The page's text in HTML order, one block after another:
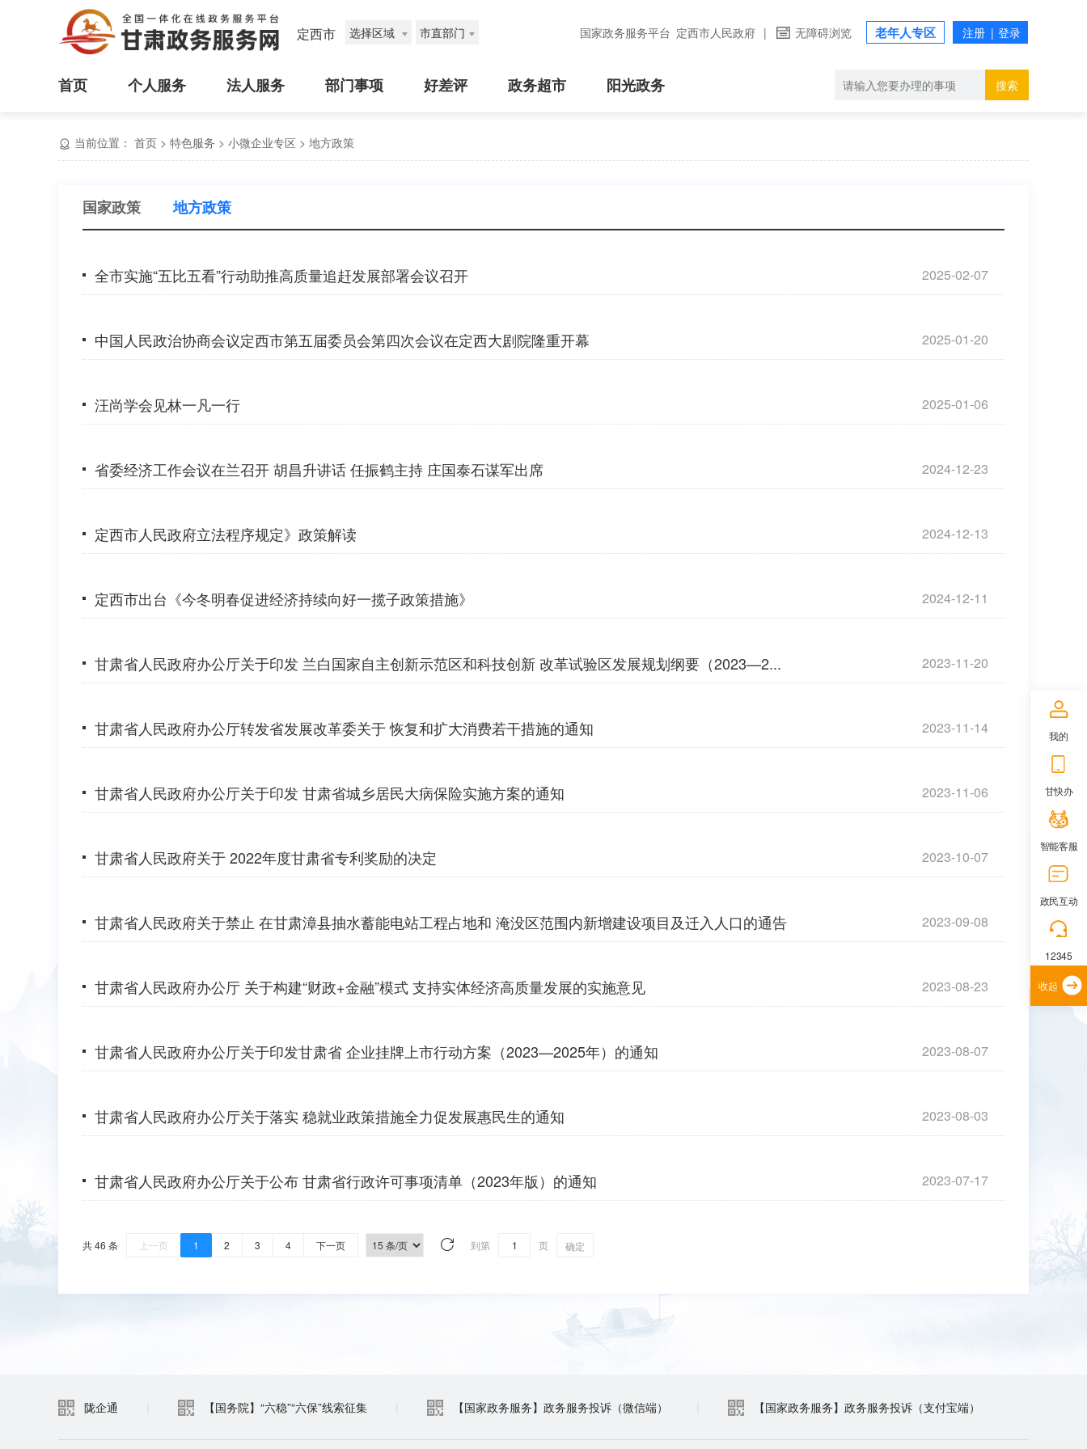
定西市 选择区域 市直部门 国家政务服务平台 定西市人民政府 | 无障碍浏览 老年人专区
首页 个人服务 法人服务 部门事项 好差评 政务超市 阳光政务 搜索
当前位置： 首页 > 特色服务 > 小微企业专区 > 地方政策
国家政策 地方政策
全市实施“五比五看”行动助推高质量追赶发展部署会议召开 2025-02-07
中国人民政治协商会议定西市第五届委员会第四次会议在定西大剧院隆重开幕 2025-01-20
汪尚学会见林一凡一行 2025-01-06
省委经济工作会议在兰召开 胡昌升讲话 任振鹤主持 庄国泰石谋军出席 2024-12-23
定西市人民政府立法程序规定》政策解读 2024-12-13
定西市出台《今冬明春促进经济持续向好一揽子政策措施》 2024-12-11
甘肃省人民政府办公厅关于印发 兰白国家自主创新示范区和科技创新 改革试验区发展规划纲要（2023—2... 2023-11-20
甘肃省人民政府办公厅转发省发展改革委关于 恢复和扩大消费若干措施的通知 2023-11-14
甘肃省人民政府办公厅关于印发 甘肃省城乡居民大病保险实施方案的通知 2023-11-06
甘肃省人民政府关于 2022年度甘肃省专利奖励的决定 2023-10-07
甘肃省人民政府关于禁止 在甘肃漳县抽水蓄能电站工程占地和 淹没区范围内新增建设项目及迁入人口的通告 2023-09-08
甘肃省人民政府办公厅 关于构建“财政+金融”模式 支持实体经济高质量发展的实施意见 2023-08-23
甘肃省人民政府办公厅关于印发甘肃省 企业挂牌上市行动方案（2023—2025年）的通知 2023-08-07
甘肃省人民政府办公厅关于落实 稳就业政策措施全力促发展惠民生的通知 2023-08-03
甘肃省人民政府办公厅关于公布 甘肃省行政许可事项清单（2023年版）的通知 2023-07-17
共 46 条 上一页 1 2 3 4 下一页 到第 页 确定
陇企通 【国务院】“六稳”“六保”线索征集 【国家政务服务】政务服务投诉（微信端） 【国家政务服务】政务服务投诉（支付宝端）
我的
甘快办
智能客服
政民互动
12345
收起